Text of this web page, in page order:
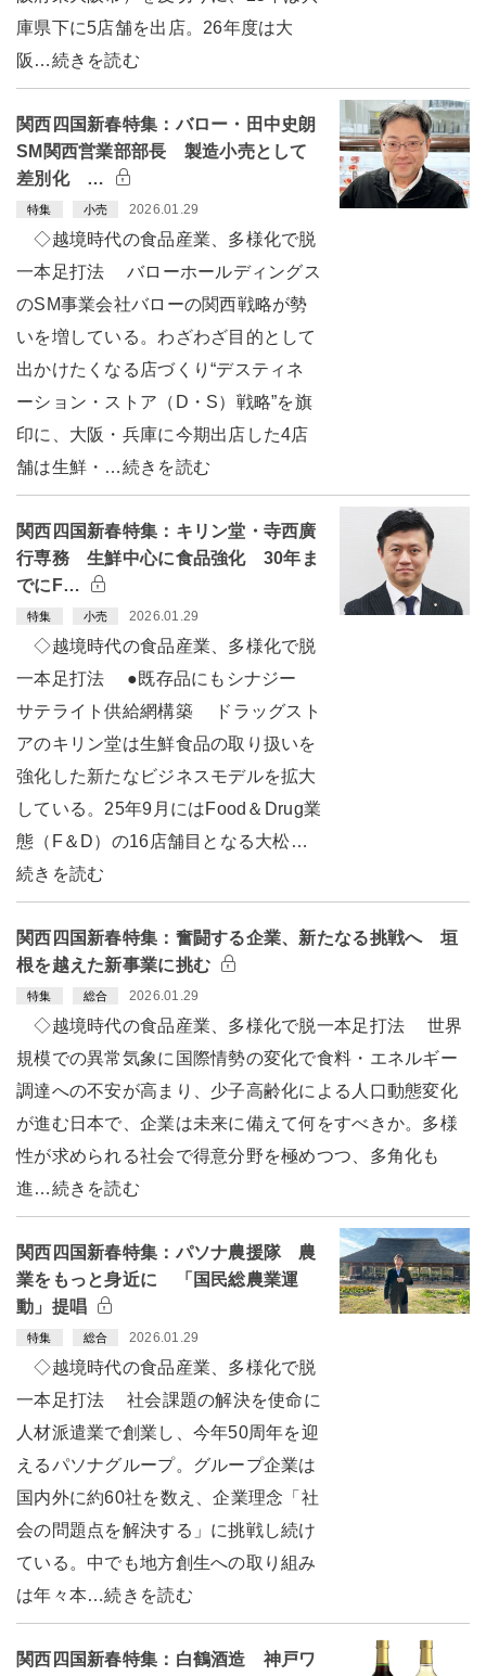
庫県下に5店舗を出店。26年度は大
阪…続きを読む
関西四国新春特集：バロー・田中史朗
SM関西営業部部長 製造小売として
差別化 …
特集 小売 2026.01.29
◇越境時代の食品産業、多様化で脱
一本足打法 バローホールディングス
のSM事業会社バローの関西戦略が勢
いを増している。わざわざ目的として
出かけたくなる店づくり“デスティネ
ーション・ストア（D・S）戦略”を旗
印に、大阪・兵庫に今期出店した4店
舗は生鮮・…続きを読む
関西四国新春特集：キリン堂・寺西廣
行専務 生鮮中心に食品強化 30年ま
でにF…
特集 小売 2026.01.29
◇越境時代の食品産業、多様化で脱
一本足打法 ●既存品にもシナジー
サテライト供給網構築 ドラッグスト
アのキリン堂は生鮮食品の取り扱いを
強化した新たなビジネスモデルを拡大
している。25年9月にはFood＆Drug業
態（F＆D）の16店舗目となる大松…
続きを読む
関西四国新春特集：奮闘する企業、新たなる挑戦へ 垣
根を越えた新事業に挑む
特集 総合 2026.01.29
◇越境時代の食品産業、多様化で脱一本足打法 世界
規模での異常気象に国際情勢の変化で食料・エネルギー
調達への不安が高まり、少子高齢化による人口動態変化
が進む日本で、企業は未来に備えて何をすべきか。多様
性が求められる社会で得意分野を極めつつ、多角化も
進…続きを読む
関西四国新春特集：パソナ農援隊 農
業をもっと身近に 「国民総農業運
動」提唱
特集 総合 2026.01.29
◇越境時代の食品産業、多様化で脱
一本足打法 社会課題の解決を使命に
人材派遣業で創業し、今年50周年を迎
えるパソナグループ。グループ企業は
国内外に約60社を数え、企業理念「社
会の問題点を解決する」に挑戦し続け
ている。中でも地方創生への取り組み
は年々本…続きを読む
関西四国新春特集：白鶴酒造 神戸ワ